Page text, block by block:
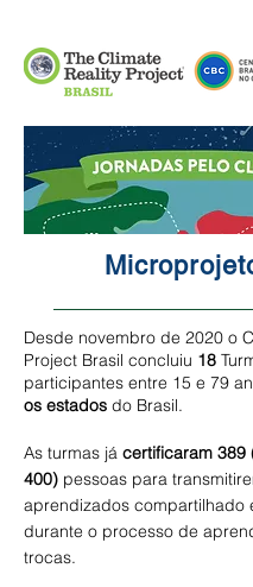
Desde novembro de 2020 o
Project Brasil concluiu 18
participantes entre 15 e 79
os estados do Brasil.
As turmas já certificaram 389
400) pessoas para
aprendizados compartilhado
durante o processo de
trocas.